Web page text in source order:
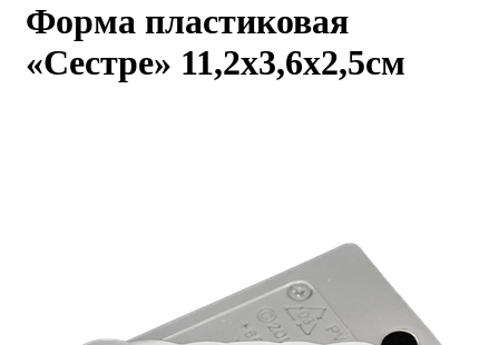
Мастер-
классы
Форма пластиковая
«Сестре» 11,2х3,6х2,5см